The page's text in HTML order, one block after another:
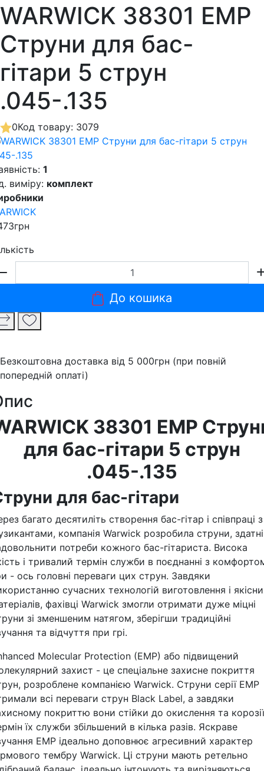
WARWICK 38301 EMP
Струни для бас-
гітари 5 струн
.045-.135
0Код товару: 3079
1
виміру: комплект
До кошика
Безкоштовна доставка від 5 000грн (при повній
попередній оплаті)
38301 EMP
для бас-гітари 5 струн
.045-.135
для бас-гітари
багато десятиліть створення бас-гітар і співпраці з
компанія Warwick розробила струни, здатні
потреби кожного бас-гітариста. Висока
і тривалий термін служби в поєднанні з
- ось головні переваги цих струн. Завдяки
сучасних технологій виготовлення і
фахівці Warwick змогли отримати дуже міцні
зі зменшеним натягом, зберігши традиційні
та відчуття при грі.
Molecular Protection (EMP) або підвищений
захист - це спеціальне захисне покриття
розроблене компанією Warwick. Струни серії EMP
всі переваги струн Black Label, а завдяки
покриттю вони стійки до окислення та
їх служби збільшений в кілька разів. Яскраве
EMP ідеально доповнює агресивний характер
тембру Warwick. Ці струни мають ретельно